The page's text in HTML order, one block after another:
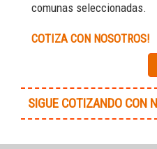
comunas seleccionadas.
COTIZA CON NOSOTROS!
SIGUE COTIZANDO CON